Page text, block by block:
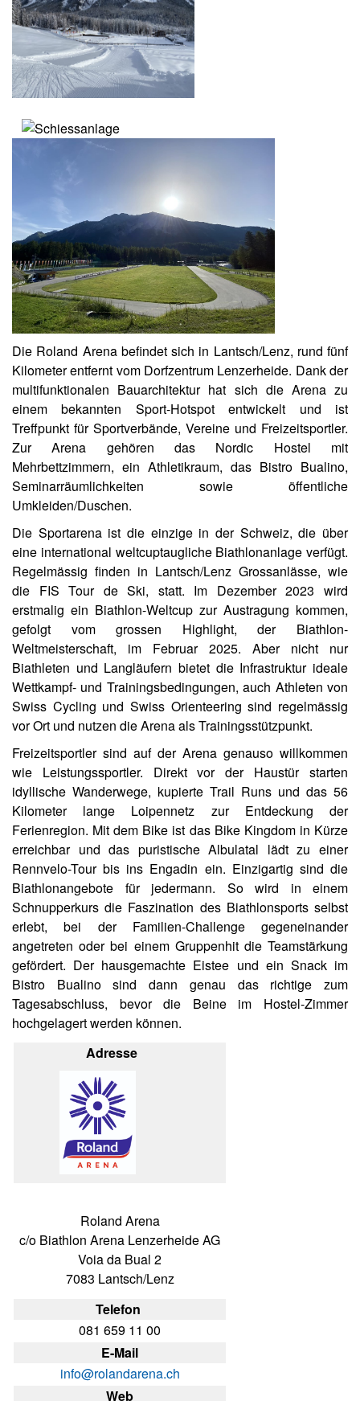
Die Roland Arena befindet sich in Lantsch/Lenz, rund fünf
Kilometer entfernt vom Dorfzentrum Lenzerheide. Dank der
multifunktionalen Bauarchitektur hat sich die Arena zu
einem bekannten Sport-Hotspot entwickelt und ist
Treffpunkt für Sportverbände, Vereine und Freizeitsportler.
Zur Arena gehören das Nordic Hostel mit
Mehrbettzimmern, ein Athletikraum, das Bistro Bualino,
Seminarräumlichkeiten sowie öffentliche
Umkleiden/Duschen.
Die Sportarena ist die einzige in der Schweiz, die über
eine international weltcuptaugliche Biathlonanlage verfügt.
Regelmässig finden in Lantsch/Lenz Grossanlässe, wie
die FIS Tour de Ski, statt. Im Dezember 2023 wird
erstmalig ein Biathlon-Weltcup zur Austragung kommen,
gefolgt vom grossen Highlight, der Biathlon-
Weltmeisterschaft, im Februar 2025. Aber nicht nur
Biathleten und Langläufern bietet die Infrastruktur ideale
Wettkampf- und Trainingsbedingungen, auch Athleten von
Swiss Cycling und Swiss Orienteering sind regelmässig
vor Ort und nutzen die Arena als Trainingsstützpunkt.
Freizeitsportler sind auf der Arena genauso willkommen
wie Leistungssportler. Direkt vor der Haustür starten
idyllische Wanderwege, kupierte Trail Runs und das 56
Kilometer lange Loipennetz zur Entdeckung der
Ferienregion. Mit dem Bike ist das Bike Kingdom in Kürze
erreichbar und das puristische Albulatal lädt zu einer
Rennvelo-Tour bis ins Engadin ein. Einzigartig sind die
Biathlonangebote für jedermann. So wird in einem
Schnupperkurs die Faszination des Biathlonsports selbst
erlebt, bei der Familien-Challenge gegeneinander
angetreten oder bei einem Gruppenhit die Teamstärkung
gefördert. Der hausgemachte Eistee und ein Snack im
Bistro Bualino sind dann genau das richtige zum
Tagesabschluss, bevor die Beine im Hostel-Zimmer
hochgelagert werden können.
Adresse
Roland Arena
c/o Biathlon Arena Lenzerheide AG
Voia da Bual 2
7083 Lantsch/Lenz
Telefon
081 659 11 00
E-Mail
info@rolandarena.ch
Web